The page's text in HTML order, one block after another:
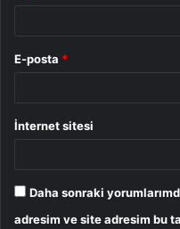
E-posta *
İnternet sitesi
Daha sonraki
adresim ve site adresim bu